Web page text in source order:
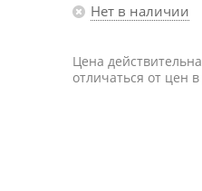
Нет в наличии
Цена
отличаться от цен